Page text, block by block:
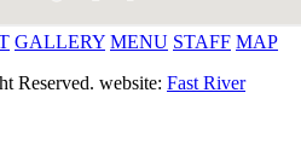
GALLERY MENU STAFF MAP
Reserved. website: Fast River